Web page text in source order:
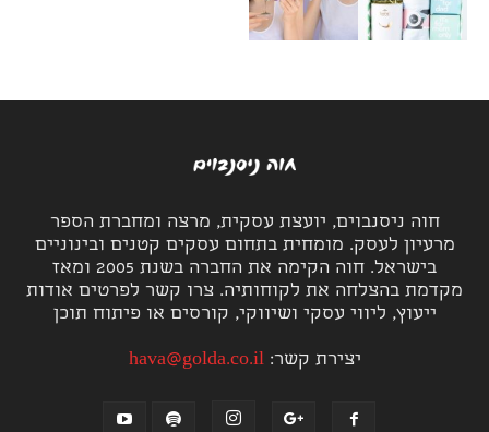
חוה ניסנבוים, יועצת עסקית, מרצה ומחברת הספר
מרעיון לעסק. מומחית בתחום עסקים קטנים ובינוניים
בישראל. חוה הקימה את החברה בשנת 2005 ומאז
מקדמת בהצלחה את לקוחותיה. צרו קשר לפרטים אודות
ייעוץ, ליווי עסקי ושיווקי, קורסים או פיתוח תוכן
יצירת קשר:hava@golda.co.il